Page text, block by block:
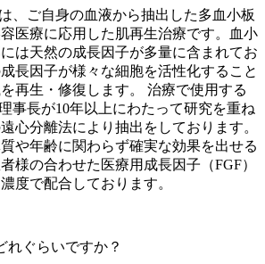
、ご自身の血液から抽出した多血小板
医療に応用した肌再生治療です。血小
は天然の成長因子が多量に含まれてお
長因子が様々な細胞を活性化すること
再生・修復します。 治療で使用する
事長が10年以上にわたって研究を重ね
心分離法により抽出をしております。
や年齢に関わらず確実な効果を出せる
様の合わせた医療用成長因子（FGF）
度で配合しております。
れぐらいですか？